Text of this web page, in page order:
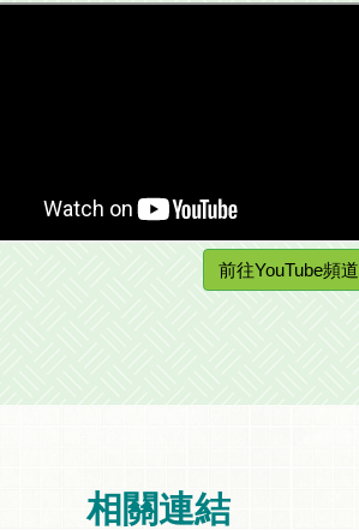
前往YouTube頻道
相關連結